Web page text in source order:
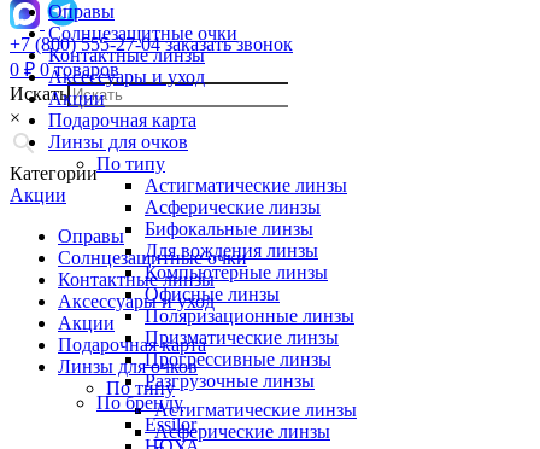
+7 (800) 555-27-04 заказать звонок
0 ₽ 0 товаров
Искать
×
Категории
Акции
Оправы
Солнцезащитные очки
Контактные линзы
Аксессуары и уход
Акции
Подарочная карта
Линзы для очков
По типу
Астигматические линзы
Асферические линзы
Оправы
Солнцезащитные очки
Контактные линзы
Аксессуары и уход
Акции
Подарочная карта
Линзы для очков
По типу
Астигматические линзы
Асферические линзы
Бифокальные линзы
Для вождения линзы
Компьютерные линзы
Офисные линзы
Поляризационные линзы
Призматические линзы
Прогрессивные линзы
Разгрузочные линзы
По бренду
Essilor